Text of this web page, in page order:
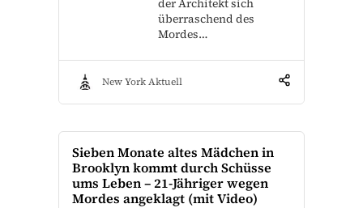
überraschend des
Mordes…
New York Aktuell
Sieben Monate altes Mädchen in
Brooklyn kommt durch Schüsse
ums Leben – 21-Jähriger wegen
Mordes angeklagt (mit Video)